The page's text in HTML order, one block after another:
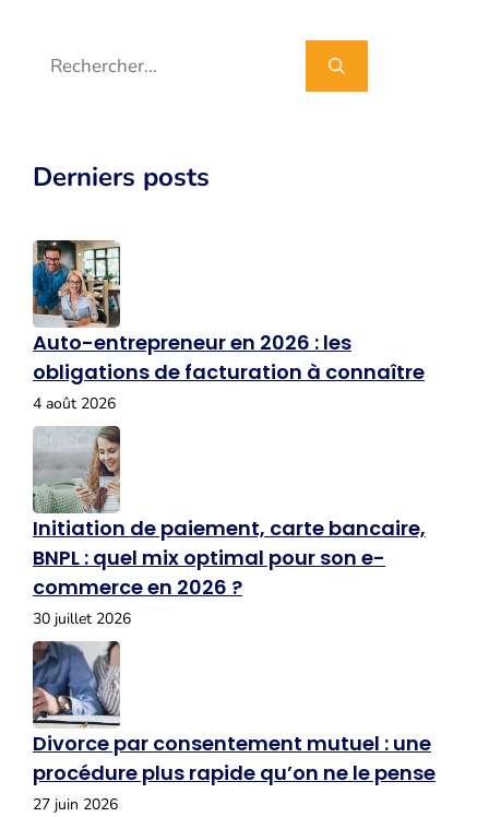
Rechercher :
Derniers posts
Auto-entrepreneur en 2026 : les
obligations de facturation à connaître
4 août 2026
Initiation de paiement, carte bancaire,
BNPL : quel mix optimal pour son e-
commerce en 2026 ?
30 juillet 2026
Divorce par consentement mutuel : une
procédure plus rapide qu’on ne le pense
27 juin 2026